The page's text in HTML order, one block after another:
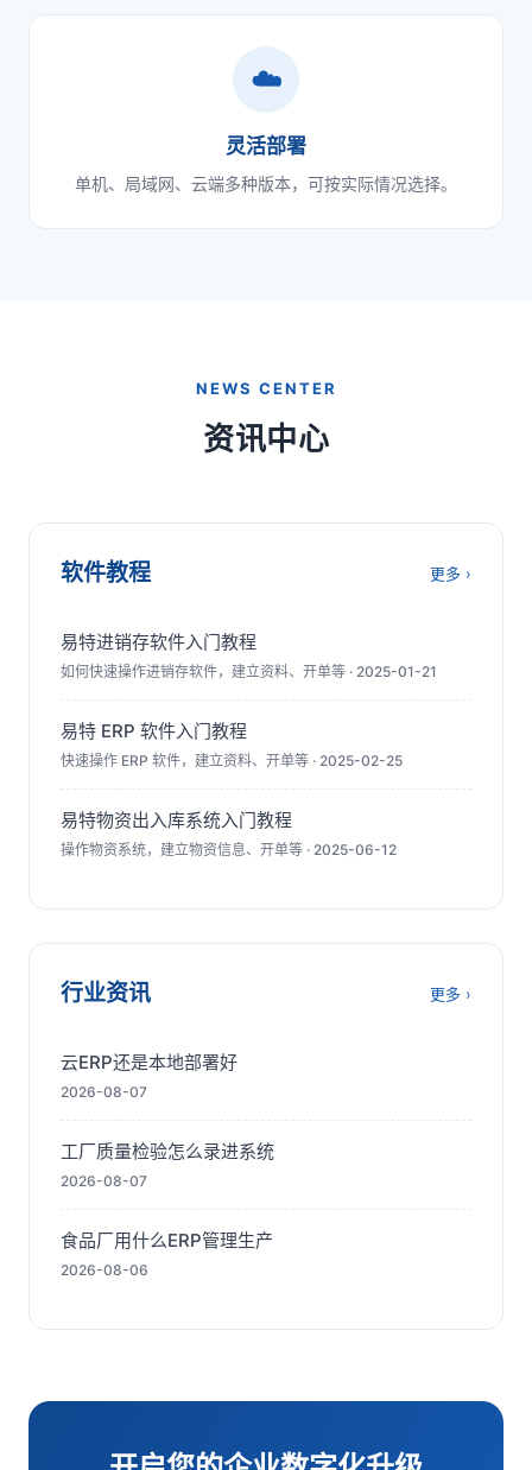
☁️
灵活部署
单机、局域网、云端多种版本，可按实际情况选择。
NEWS CENTER
资讯中心
软件教程 更多 ›
易特进销存软件入门教程
如何快速操作进销存软件，建立资料、开单等 · 2025-01-21
易特 ERP 软件入门教程
快速操作 ERP 软件，建立资料、开单等 · 2025-02-25
易特物资出入库系统入门教程
操作物资系统，建立物资信息、开单等 · 2025-06-12
行业资讯 更多 ›
云ERP还是本地部署好
2026-08-07
工厂质量检验怎么录进系统
2026-08-07
食品厂用什么ERP管理生产
2026-08-06